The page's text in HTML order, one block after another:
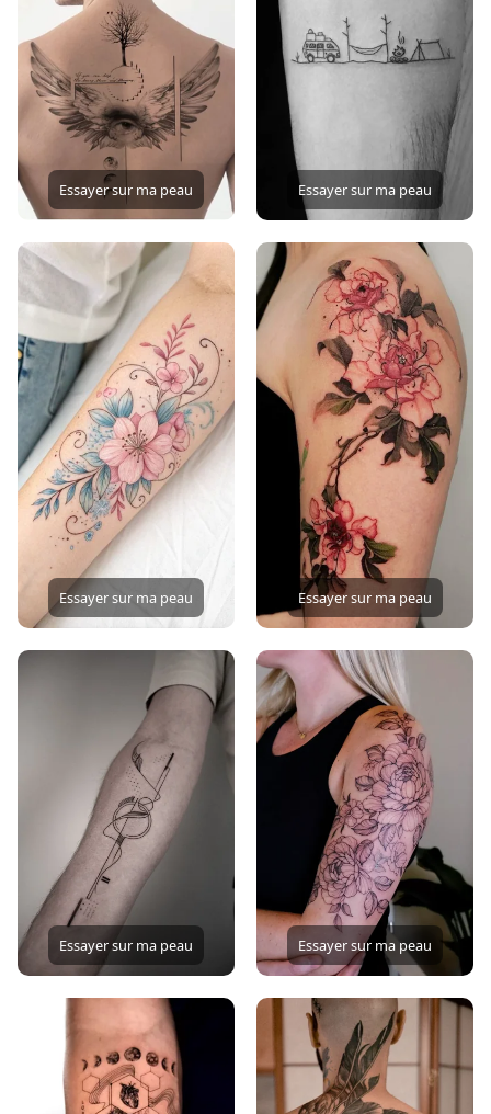
Essayer sur ma peau Essayer sur ma peau
Essayer sur ma peau Essayer sur ma peau
Essayer sur ma peau Essayer sur ma peau